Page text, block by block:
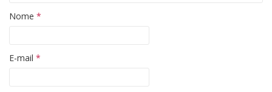
Nome *
E-mail *